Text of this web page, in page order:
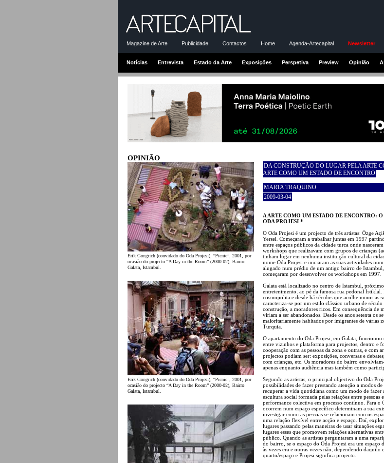
Magazine de Arte Publicidade Contactos Home Agenda-Artecapital Newsletter
Notícias Entrevista Estado da Arte Exposições Perspetiva Preview Opinião
OPINIÃO
Erik Gongrich (convidado do Oda Projesi), “Picnic”, 2001, por
ocasião do projecto “A Day in the Room” (2000-02), Bairro
Galata, Istambul.
Erik Gongrich (convidado do Oda Projesi), “Picnic”, 2001, por
ocasião do projecto “A Day in the Room” (2000-02), Bairro
Galata, Istambul.
DA CONSTRUÇÃO DO LUGAR PELA ARTE
ARTE COMO UM ESTADO DE ENCONTRO
MARTA TRAQUINO
2009-03-04
A ARTE COMO UM ESTADO DE ENCONTRO:
ODA PROJESI *
O Oda Projesi é um projecto de três artistas: Özge
Yersel. Começaram a trabalhar juntas em 1997
entre espaços públicos da cidade turca onde
workshops que realizavam com grupos de crianças
tinham lugar em nenhuma instituição cultural da
nome Oda Projesi e iniciaram as suas actividades
alugado num prédio de um antigo bairro de
começaram por desenvolver os workshops em 1997.
Galata está localizado no centro de Istambul,
entretenimento, ao pé da famosa rua pedonal
cosmopolita e desde há séculos que acolhe minorias
caracteriza-se por um estilo clássico urbano de
construção, a moradores ricos. Em consequência de
viriam a ser abandonados. Desde os anos setenta os
maioritariamente habitados por imigrantes de várias
Turquia.
O apartamento do Oda Projesi, em Galata,
entre vizinhos e plataforma para projectos, dentro e
cooperação com as pessoas da zona e outras, e com
projectos podiam ser: exposições, conversas e
com crianças, etc. Os moradores do bairro
apenas enquanto audiência mas também como
Segundo as artistas, o principal objectivo do Oda
possibilidades de fazer prestando atenção a modos
recuperar a vida quotidiana como um modo de fazer
escultura social formada pelas relações entre pessoas
performance colectiva em processo contínuo. Para o
ocorrem num espaço específico determinam a sua
investigar como as pessoas se relacionam com os
uma relação flexível entre acção e espaço. Daí,
lugares passando pelas maneiras de usar situações
lugares esses que promovem relações alternativas
público. Quando as artistas perguntaram a uma
do bairro, se o espaço do Oda Projesi era um espaço
às vezes era e outras vezes não, dependendo
quarto/espaço e Projesi significa projecto.